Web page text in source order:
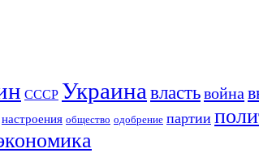
СССР Украина властьвойна
настроения общество одобрение партии